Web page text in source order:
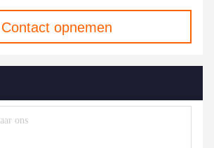
Contact opnemen